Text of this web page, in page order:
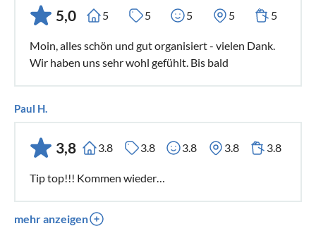
5,0 5 5 5 5 5
Moin, alles schön und gut organisiert - vielen Dank.
Wir haben uns sehr wohl gefühlt. Bis bald
Paul H.
3,8 3.8 3.8 3.8 3.8 3.8
Tip top!!! Kommen wieder…
mehr anzeigen